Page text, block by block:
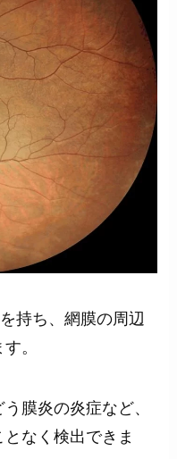
持ち、網膜の周辺
。
膜炎の炎症など、
なく検出できま